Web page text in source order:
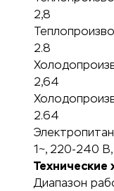
2,8
2.8
2,64
2.64
1~, 220-240
Технические
Диапазон